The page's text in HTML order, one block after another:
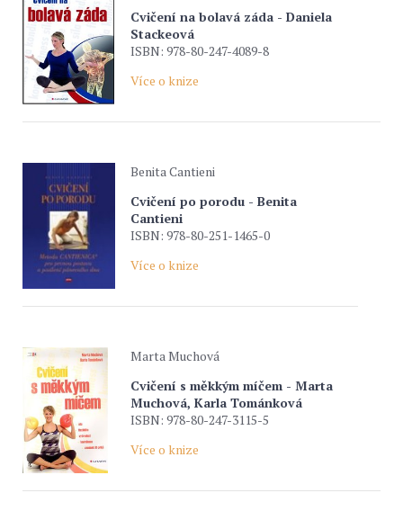
Cvičení na bolavá záda - Daniela
Stackeová
ISBN: 978-80-247-4089-8
Více o knize
Benita Cantieni
Cvičení po porodu - Benita
Cantieni
ISBN: 978-80-251-1465-0
Více o knize
Marta Muchová
Cvičení s měkkým míčem - Marta
Muchová, Karla Tománková
ISBN: 978-80-247-3115-5
Více o knize